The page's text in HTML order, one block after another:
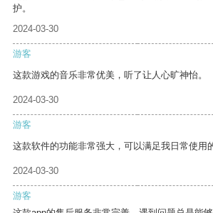
护。
2024-03-30
游客
这款游戏的音乐非常优美，听了让人心旷神怡。
2024-03-30
游客
这款软件的功能非常强大，可以满足我日常使用
2024-03-30
游客